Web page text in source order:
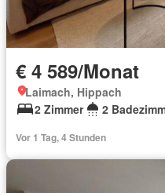
€ 4 589/Monat
Laimach, Hippach
2 Zimmer
2
Vor 1 Tag, 4 Stunden